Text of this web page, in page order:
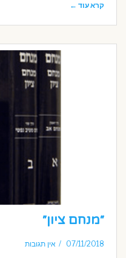
קרא עוד ←
״מנחם ציון״
07/11/2018 אין תגובות